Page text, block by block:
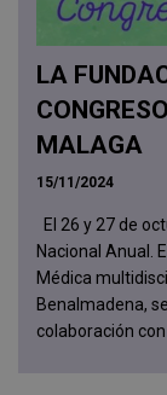
LA
MALAGA
15/11/2024
El 26 y 27 de
Nacional Anual.
Médica
Benalmadena,
colaboración con